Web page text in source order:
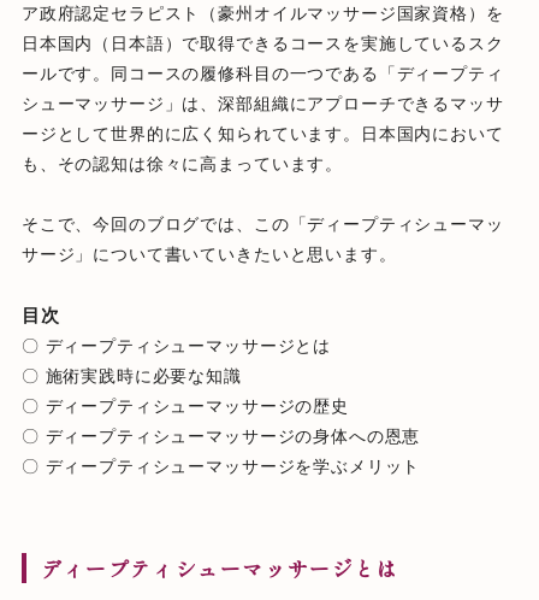
ア政府認定セラピスト（豪州オイルマッサージ国家資格）を
日本国内（日本語）で取得できるコースを実施しているスク
ールです。同コースの履修科目の一つである「ディープティ
シューマッサージ」は、深部組織にアプローチできるマッサ
ージとして世界的に広く知られています。日本国内において
も、その認知は徐々に高まっています。
そこで、今回のブログでは、この「ディープティシューマッ
サージ」について書いていきたいと思います。
目次
〇 ディープティシューマッサージとは
〇 施術実践時に必要な知識
〇 ディープティシューマッサージの歴史
〇 ディープティシューマッサージの身体への恩恵
〇 ディープティシューマッサージを学ぶメリット
ディープティシューマッサージとは